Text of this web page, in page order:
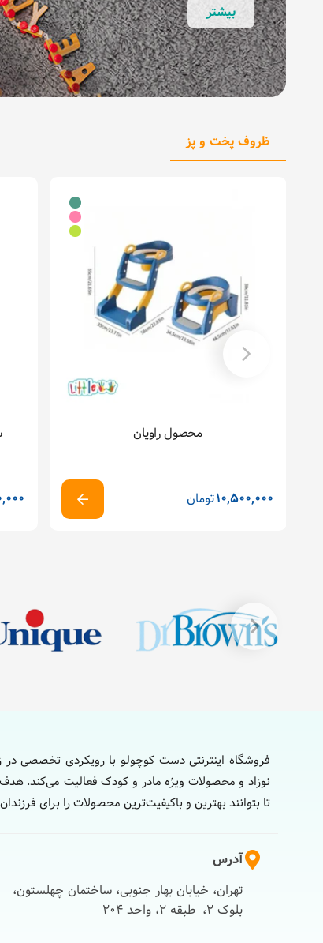
بیشتر
ظروف پخت و پز
محصول راویان
تومان10,500,000
فروشگاه اینترنتی دست کوچولو با رویکردی تخصصی در
نوزاد و محصولات ویژه مادر و کودک فعالیت می‌کند.
تا بتوانند بهترین و باکیفیت‌ترین محصولات را برای
آدرس
تهران، خیابان بهار جنوبی، ساختمان چهلستون،
بلوک 2، طبقه 2، واحد 204